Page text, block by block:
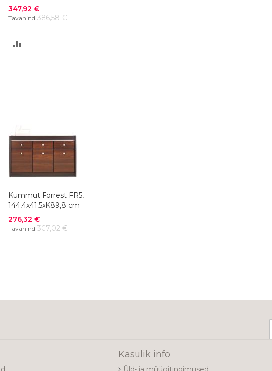
Soodushind
347,92 €
Tavahind 386,58 €
Kummut Forrest FR5,
144,4x41,5xK89,8 cm
Soodushind
276,32 €
Tavahind 307,02 €
Kasulik info
Üld- ja müügitingimused